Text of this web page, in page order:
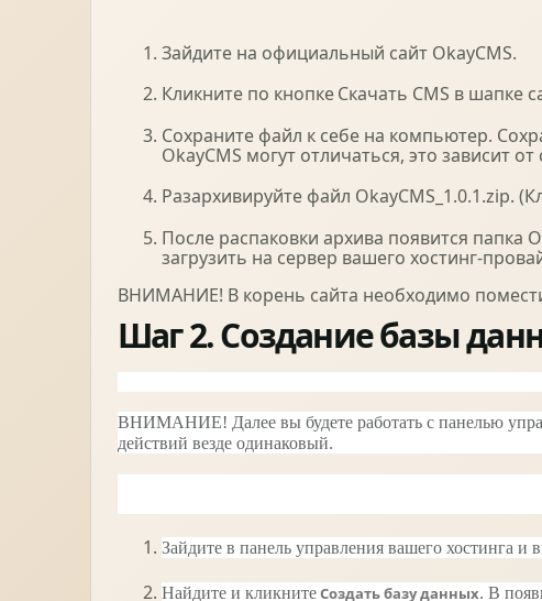
Зайдите на официальный сайт OkayCMS.
Кликните по кнопкеСкачать CMS в шапке
Сохраните файл к себе на компьютер.
OkayCMS могут отличаться, это зависит
Разархивируйте файл OkayCMS_1.0.1.zip.
После распаковки архива появится папка
загрузить на сервер вашего хостинг-
ВНИМАНИЕ! В корень сайта необходимо
Шаг 2. Создание базы
ВНИМАНИЕ! Далее вы будете работать с панелью
действий везде одинаковый.
Зайдите в панель управления вашего хостинга и
Найдите и кликнитеСоздать базу данных. В